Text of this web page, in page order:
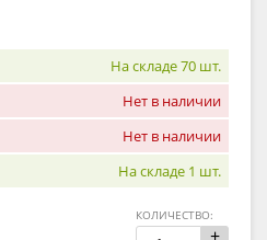
На складе 70 шт.
Нет в наличии
Нет в наличии
На складе 1 шт.
КОЛИЧЕСТВО: